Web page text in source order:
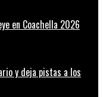
en Coachella 2026
y deja pistas a los